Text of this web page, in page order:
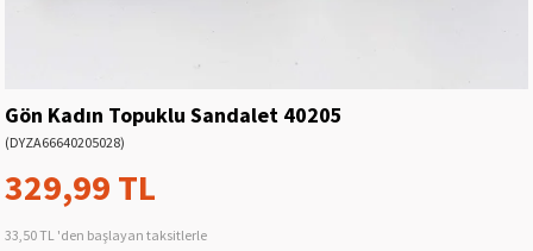
Gön Kadın Topuklu Sandalet 40205
(DYZA66640205028)
329,99 TL
33,50 TL 'den başlayan taksitlerle